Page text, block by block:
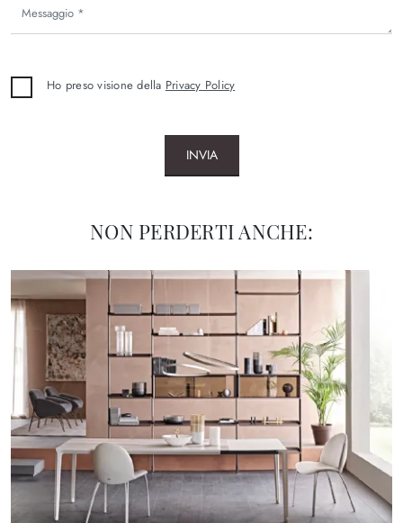
Ho preso visione della Privacy Policy
INVIA
NON PERDERTI ANCHE: